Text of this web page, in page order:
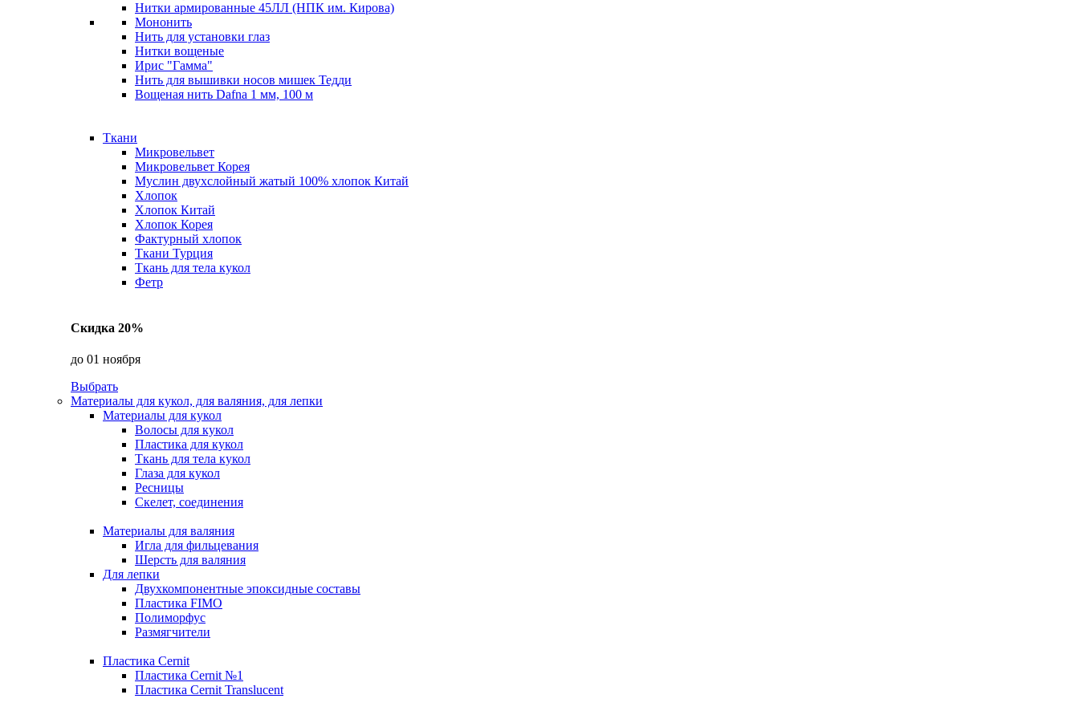
Нитки армированные 45ЛЛ (НПК им. Кирова)
Мононить
Нить для установки глаз
Нитки вощеные
Ирис "Гамма"
Нить для вышивки носов мишек Тедди
Вощеная нить Dafna 1 мм, 100 м
Ткани
Микровельвет
Микровельвет Корея
Муслин двухслойный жатый 100% хлопок Китай
Хлопок
Хлопок Китай
Хлопок Корея
Фактурный хлопок
Ткани Турция
Ткань для тела кукол
Фетр
Скидка 20%
до 01 ноября
Выбрать
Материалы для кукол, для валяния, для лепки
Материалы для кукол
Волосы для кукол
Пластика для кукол
Ткань для тела кукол
Глаза для кукол
Ресницы
Скелет, соединения
Материалы для валяния
Игла для фильцевания
Шерсть для валяния
Для лепки
Двухкомпонентные эпоксидные составы
Пластика FIMO
Полиморфус
Размягчители
Пластика Cernit
Пластика Cernit №1
Пластика Cernit Translucent